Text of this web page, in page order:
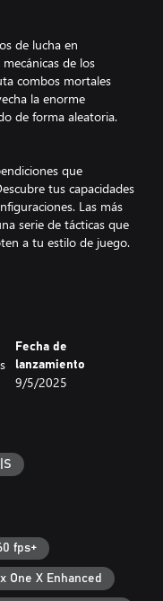
de lucha en
de los
combos mortales
la enorme
de forma aleatoria.
que
tus capacidades
Las más
serie de tácticas que
a tu estilo de juego.
temporal. Revive más
armas con
Fecha de
lanzamiento
9/5/2025
fps+
One X Enhanced